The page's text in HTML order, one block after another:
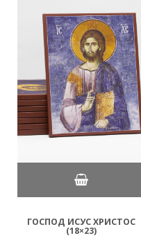
ГОСПОД ИСУС ХРИСТОС
(18×23)